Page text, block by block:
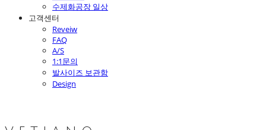
수제화공장 일상
고객센터
Reveiw
FAQ
A/S
1:1문의
발사이즈 보관함
Design